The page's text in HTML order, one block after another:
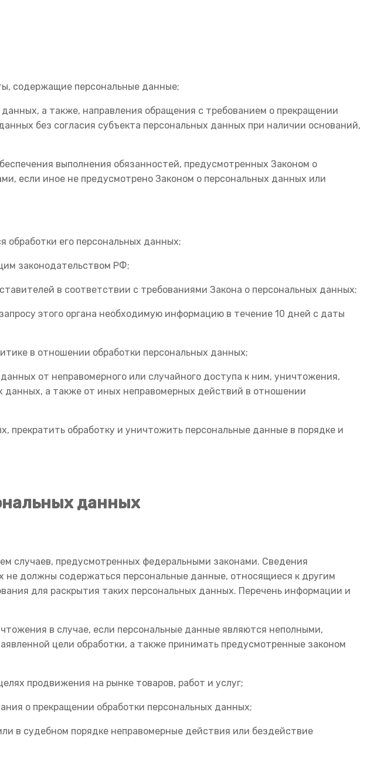
содержащие персональные данные;
а также, направления обращения с требованием о прекращении
без согласия субъекта персональных данных при наличии оснований,
выполнения обязанностей, предусмотренных Законом о
если иное не предусмотрено Законом о персональных данных или
обработки его персональных данных;
законодательством РФ;
в соответствии с требованиями Закона о персональных данных;
этого органа необходимую информацию в течение 10 дней с даты
в отношении обработки персональных данных;
от неправомерного или случайного доступа к ним, уничтожения,
данных, а также от иных неправомерных действий в отношении
прекратить обработку и уничтожить персональные данные в порядке и
данных
случаев, предусмотренных федеральными законами. Сведения
должны содержаться персональные данные, относящиеся к другим
для раскрытия таких персональных данных. Перечень информации и
в случае, если персональные данные являются неполными,
цели обработки, а также принимать предусмотренные законом
продвижения на рынке товаров, работ и услуг;
о прекращении обработки персональных данных;
в судебном порядке неправомерные действия или бездействие